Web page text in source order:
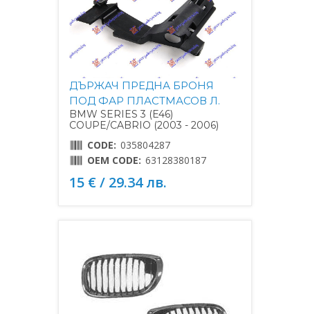
ДЪРЖАЧ ПРЕДНА БРОНЯ
ПОД ФАР ПЛАСТМАСОВ Л.
BMW SERIES 3 (E46)
COUPE/CABRIO (2003 - 2006)
CODE: 035804287
OEM CODE: 63128380187
15 € / 29.34 лв.